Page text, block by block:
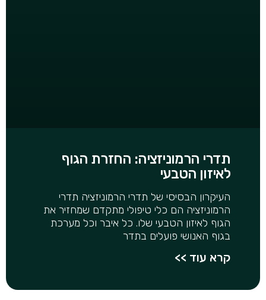
תדרי הרמוניזציה: החזרת הגוף
לאיזון הטבעי
העיקרון הבסיסי של תדרי הרמוניזציה תדרי
הרמוניזציה הם כלי טיפולי מתקדם שמחזיר את
הגוף לאיזון הטבעי שלו. כל איבר וכל מערכת
בגוף האנושי פועלים בתדר
קרא עוד >>